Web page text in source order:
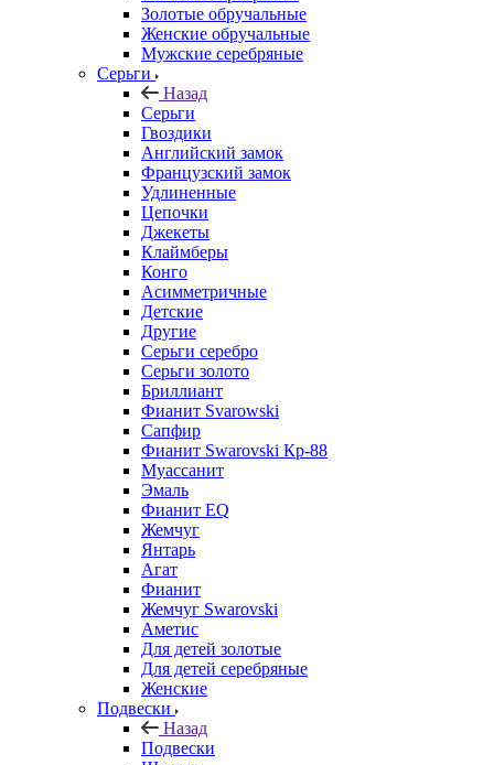
Золотые обручальные
Женские обручальные
Мужские серебряные
Серьги
Назад
Серьги
Гвоздики
Английский замок
Французский замок
Удлиненные
Цепочки
Джекеты
Клаймберы
Конго
Асимметричные
Детские
Другие
Серьги серебро
Серьги золото
Бриллиант
Фианит Svarowski
Сапфир
Фианит Swarovski Кр-88
Муассанит
Эмаль
Фианит EQ
Жемчуг
Янтарь
Агат
Фианит
Жемчуг Swarovski
Аметис
Для детей золотые
Для детей серебряные
Женские
Подвески
Назад
Подвески